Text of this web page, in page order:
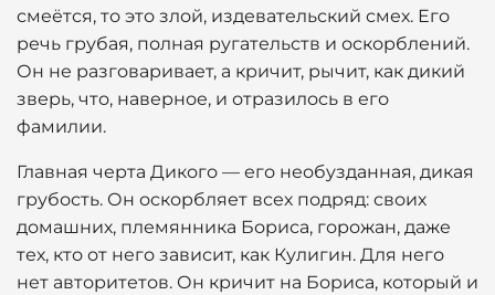
смеётся, то это злой, издевательский смех. Его
речь грубая, полная ругательств и оскорблений.
Он не разговаривает, а кричит, рычит, как дикий
зверь, что, наверное, и отразилось в его
фамилии.
Главная черта Дикого — его необузданная, дикая
грубость. Он оскорбляет всех подряд: своих
домашних, племянника Бориса, горожан, даже
тех, кто от него зависит, как Кулигин. Для него
нет авторитетов. Он кричит на Бориса, который и